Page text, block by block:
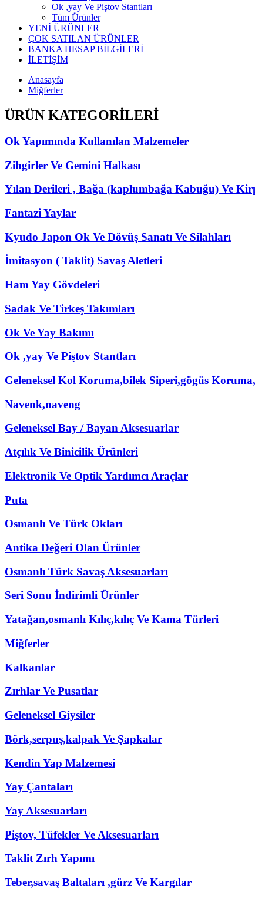
Ok ,yay Ve Piştov Stantları
Tüm Ürünler
YENİ ÜRÜNLER
ÇOK SATILAN ÜRÜNLER
BANKA HESAP BİLGİLERİ
İLETİŞİM
Anasayfa
Miğferler
ÜRÜN KATEGORİLERİ
Ok Yapımında Kullanılan Malzemeler
Zihgirler Ve Gemini Halkası
Yılan Derileri , Bağa (kaplumbağa Kabuğu) Ve
Fantazi Yaylar
Kyudo Japon Ok Ve Dövüş Sanatı Ve Silahları
İmitasyon ( Taklit) Savaş Aletleri
Ham Yay Gövdeleri
Sadak Ve Tirkeş Takımları
Ok Ve Yay Bakımı
Ok ,yay Ve Piştov Stantları
Geleneksel Kol Koruma,bilek Siperi,gögüs
Navenk,naveng
Geleneksel Bay / Bayan Aksesuarlar
Atçılık Ve Binicilik Ürünleri
Elektronik Ve Optik Yardımcı Araçlar
Puta
Osmanlı Ve Türk Okları
Antika Değeri Olan Ürünler
Osmanlı Türk Savaş Aksesuarları
Seri Sonu İndirimli Ürünler
Yatağan,osmanlı Kılıç,kılıç Ve Kama Türleri
Miğferler
Kalkanlar
Zırhlar Ve Pusatlar
Geleneksel Giysiler
Börk,serpuş,kalpak Ve Şapkalar
Kendin Yap Malzemesi
Yay Çantaları
Yay Aksesuarları
Piştov, Tüfekler Ve Aksesuarları
Taklit Zırh Yapımı
Teber,savaş Baltaları ,gürz Ve Kargılar